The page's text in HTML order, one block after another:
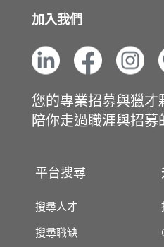
加入我們
您的專業招募與獵才
陪你走過職涯與招募
平台搜尋
搜尋人才
搜尋職缺